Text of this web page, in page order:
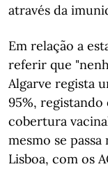
através da
Em relação a
referir que
Algarve regista
95%, registando
cobertura
mesmo se passa
Lisboa, com os